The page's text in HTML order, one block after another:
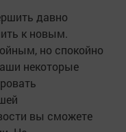
давно
к новым.
но спокойно
некоторые
вы сможете